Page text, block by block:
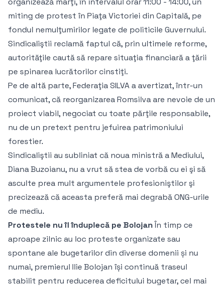
miting de protest în Piaţa Victoriei din Capitală, pe
fondul nemulţumirilor legate de politicile Guvernului.
Sindicaliştii reclamă faptul că, prin ultimele reforme,
autorităţile caută să repare situaţia financiară a ţării
pe spinarea lucrătorilor cinstiţi.
Pe de altă parte, Federaţia SILVA a avertizat, într-un
comunicat, că reorganizarea Romsilva are nevoie de un
proiect viabil, negociat cu toate părţile responsabile,
nu de un pretext pentru jefuirea patrimoniului
forestier.
Sindicaliştii au subliniat că noua ministră a Mediului,
Diana Buzoianu, nu a vrut să stea de vorbă cu ei şi să
asculte prea mult argumentele profesioniştilor şi
precizează că aceasta preferă mai degrabă ONG-urile
de mediu.
Protestele nu îl înduplecă pe BolojanÎn timp ce
aproape zilnic au loc proteste organizate sau
spontane ale bugetarilor din diverse domenii și nu
numai, premierul Ilie Bolojan își continuă traseul
stabilit pentru reducerea deficitului bugetar, cel mai